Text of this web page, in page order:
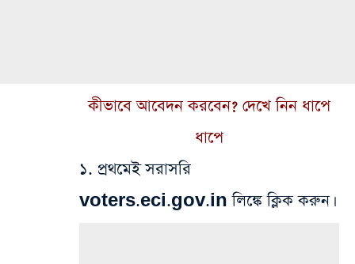
কীভাবে আবেদন করবেন? দেখে নিন ধাপে
ধাপে
১. প্রথমেই সরাসরি
voters.eci.gov.in লিঙ্কে ক্লিক করুন।